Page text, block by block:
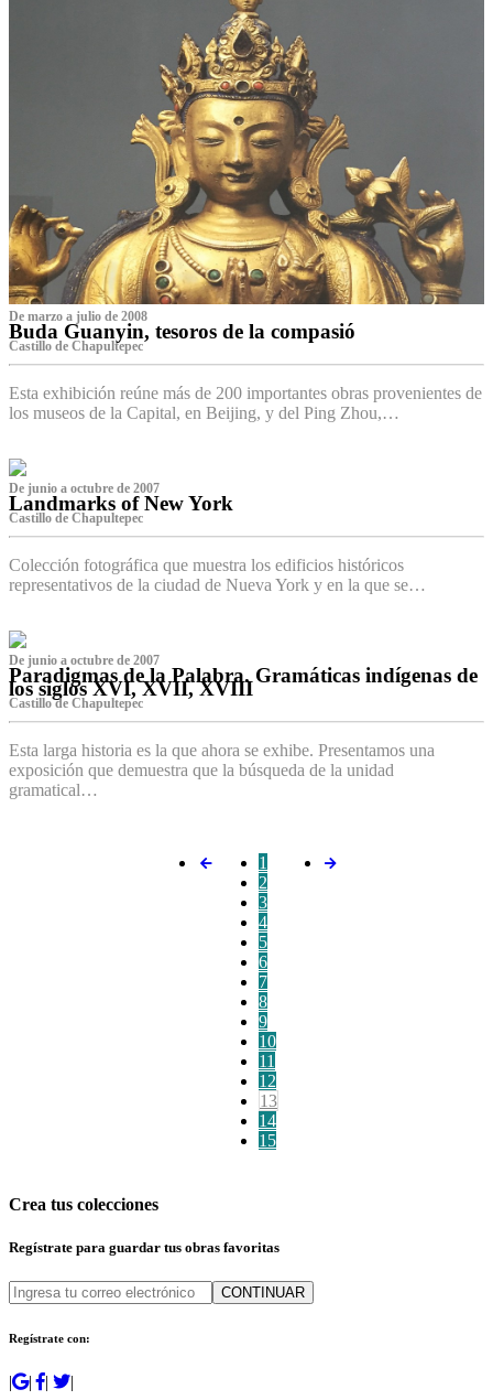
De marzo a julio de 2008
Buda Guanyin, tesoros de la compasió
Castillo de Chapultepec
Esta exhibición reúne más de 200 importantes obras provenientes de
los museos de la Capital, en Beijing, y del Ping Zhou,…
De junio a octubre de 2007
Landmarks of New York
Castillo de Chapultepec
Colección fotográfica que muestra los edificios históricos
representativos de la ciudad de Nueva York y en la que se…
De junio a octubre de 2007
Paradigmas de la Palabra. Gramáticas indígenas de
los siglos XVI, XVII, XVIII
Castillo de Chapultepec
Esta larga historia es la que ahora se exhibe. Presentamos una
exposición que demuestra que la búsqueda de la unidad
gramatical…
1
2
3
4
5
6
7
8
9
10
11
12
13
14
15
Crea tus colecciones
Regístrate para guardar tus obras favoritas
CONTINUAR
Regístrate con:
| | | |